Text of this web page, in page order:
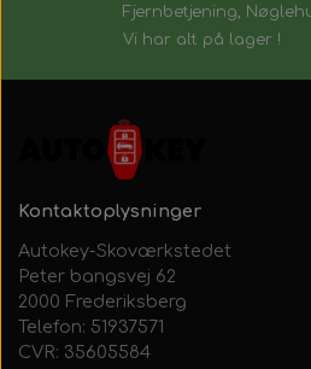
Fjernbetjening,
Vi har alt på lager !
Kontaktoplysninger
Autokey-Skoværkstedet
Peter bangsvej 62
2000 Frederiksberg
Telefon: 51937571
CVR: 35605584